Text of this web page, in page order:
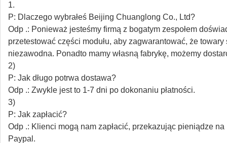
1.
P: Dlaczego wybrałeś Beijing Chuanglong Co., Ltd?
Odp .: Ponieważ jesteśmy firmą z bogatym zespołem
przetestować części modułu, aby zagwarantować, że
niezawodna. Ponadto mamy własną fabrykę, możemy
2)
P: Jak długo potrwa dostawa?
Odp .: Zwykle jest to 1-7 dni po dokonaniu płatności.
3)
P: Jak zapłacić?
Odp .: Klienci mogą nam zapłacić, przekazując pieniądze
Paypal.